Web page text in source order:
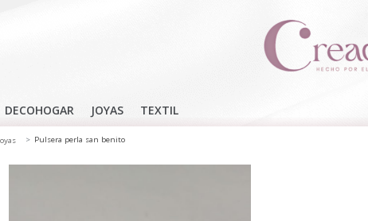
DECOHOGAR JOYAS TEXTIL
Pulsera perla san benito